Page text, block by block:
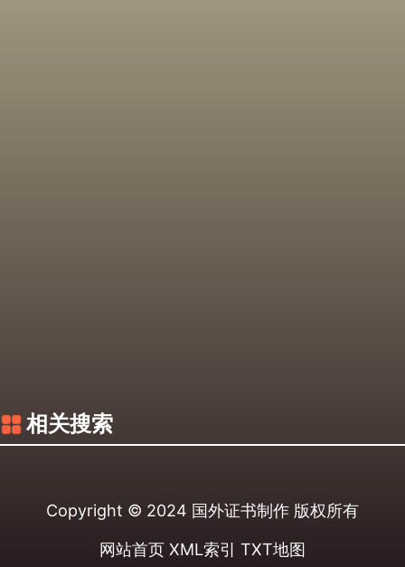
相关搜索
Copyright © 2024 国外证书制作 版权所有
网站首页 XML索引 TXT地图